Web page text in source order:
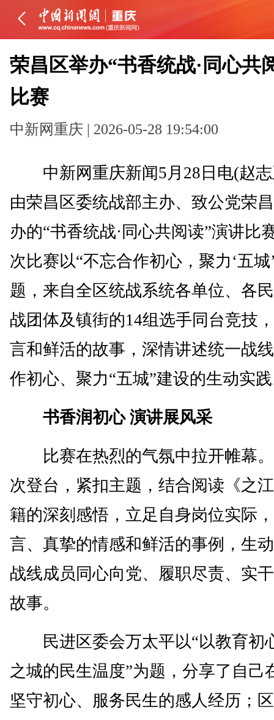
荣昌区举办“书香统战·同心共
比赛
中新网重庆 | 2026-05-28 19:54:00
中新网重庆新闻5月28日电(赵志
由荣昌区委统战部主办、致公党荣
办的“书香统战·同心共阅读”演讲比
次比赛以“不忘合作初心，聚力‘五城
题，来自全区统战系统各单位、各
战团体及镇街的14组选手同台竞技
言和鲜活的故事，深情讲述统一战
作初心、聚力“五城”建设的生动实
书香润初心 演讲展风采
比赛在热烈的气氛中拉开帷幕。
次登台，紧扣主题，结合阅读《之
籍的深刻感悟，立足自身岗位实际
言、真挚的情感和鲜活的事例，生
战线成员同心向党、履职尽责、实
故事。
民进区委会万太平以“以教育初
之城的民生温度”为题，分享了自己
坚守初心、服务民生的感人经历；